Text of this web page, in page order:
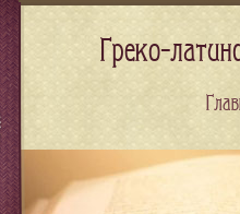
Греко-